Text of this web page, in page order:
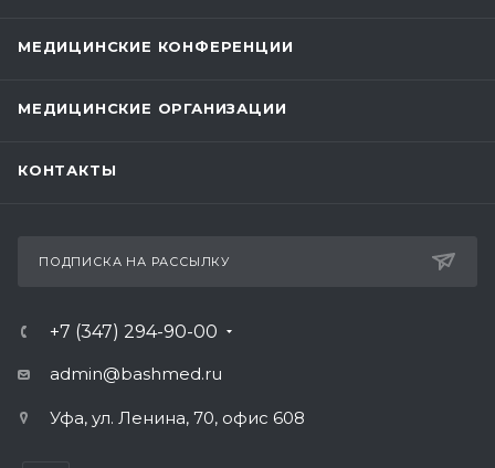
МЕДИЦИНСКИЕ КОНФЕРЕНЦИИ
МЕДИЦИНСКИЕ ОРГАНИЗАЦИИ
КОНТАКТЫ
ПОДПИСКА НА РАССЫЛКУ
+7 (347) 294-90-00
admin@bashmed.ru
Уфа, ул. Ленина, 70, офис 608